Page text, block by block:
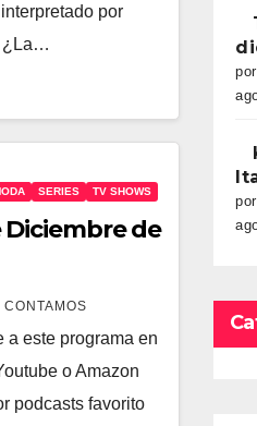
por
¿La…
SERIES TV SHOWS
Diciembre de
a este programa en
o Amazon
podcasts favorito